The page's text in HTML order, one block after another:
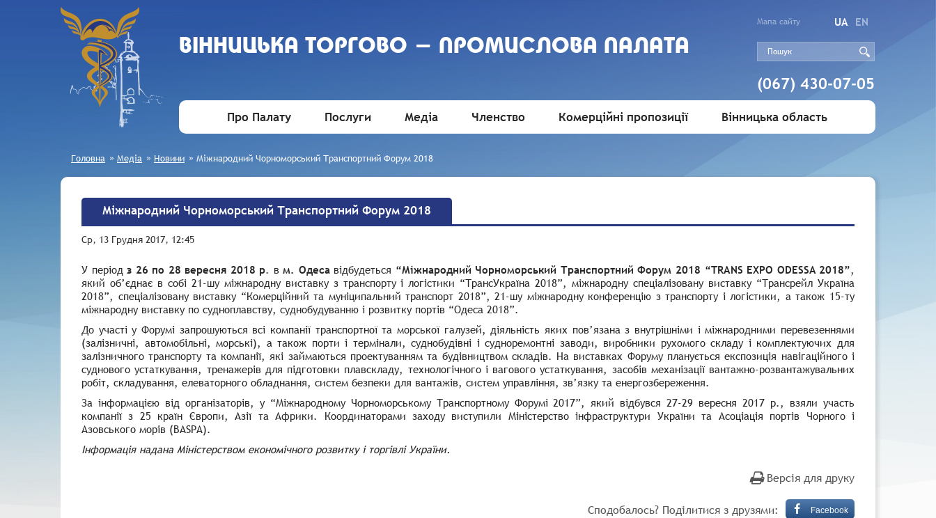
ВIННИЦЬКА ТОРГОВО - ПРОМИСЛОВА ПАЛАТА
Мапа сайту UA EN
(067) 430-07-05
Про Палату Послуги Медіа Членство Комерційні пропозиції Вінницька область
Головна » Медіа » Новини » Міжнародний Чорноморський Транспортний Форум 2018
Міжнародний Чорноморський Транспортний Форум 2018
Ср, 13 Грудня 2017, 12:45
У періодз 26 по 28 вересня 2018 р. вм. Одесавідбудеться “Міжнародний Чорноморський Транспортний Форум 2018 “TRANS EXPO ODESSA 2018”,
який об’єднає в собі 21-шу міжнародну виставку з транспорту і логістики “ТрансУкраїна 2018”, міжнародну спеціалізовану виставку “Трансрейл Україна
2018”, спеціалізовану виставку “Комерційний та муніципальний транспорт 2018”, 21-шу міжнародну конференцію з транспорту і логістики, а також 15-ту
міжнародну виставку по судноплавству, суднобудуванню і розвитку портів “Одеса 2018”.
До участі у Форумі запрошуються всі компанії транспортної та морської галузей, діяльність яких пов’язана з внутрішніми і міжнародними перевезеннями
(залізничні, автомобільні, морські), а також порти і термінали, суднобудівні і судноремонтні заводи, виробники рухомого складу і комплектуючих для
залізничного транспорту та компанії, які займаються проектуванням та будівництвом складів. На виставках Форуму планується експозиція навігаційного і
суднового устаткування, тренажерів для підготовки плавскладу, технологічного і вагового устаткування, засобів механізації вантажно-розвантажувальних
робіт, складування, елеваторного обладнання, систем безпеки для вантажів, систем управління, зв’язку та енергозбереження.
За інформацією від організаторів, у “Міжнародному Чорноморському Транспортному Форумі 2017”, який відбувся 27-29 вересня 2017 р., взяли участь
компанії з 25 країн Європи, Азії та Африки. Координаторами заходу виступили Міністерство інфраструктури України та Асоціація портів Чорного і
Азовського морів (ВАSРА).
Інформація надана Міністерством економічного розвитку і торгівлі України.
Версія для друку
Сподобалось? Поділитися з друзями: Facebook